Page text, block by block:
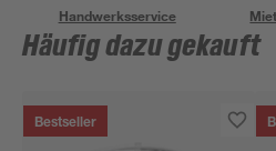
Handwerksservice
Häufig dazu gekauft
Bestseller